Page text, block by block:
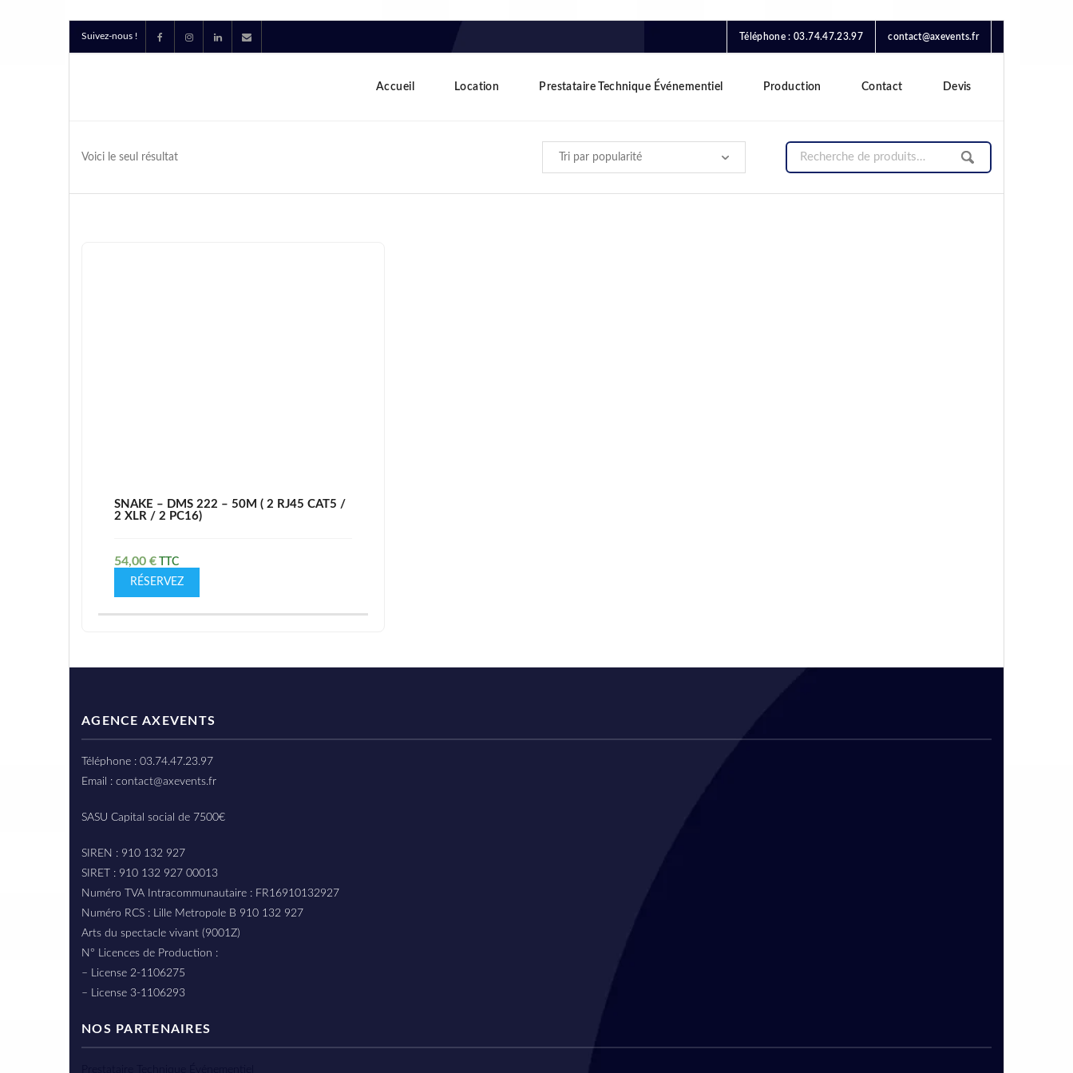
Suivez-nous ! Téléphone : 03.74.47.23.97 contact@axevents.fr
Accueil Location Prestataire Technique Événementiel Production Contact Devis
Voici le seul résultat
SNAKE – DMS 222 – 50M ( 2 RJ45 CAT5 /
2 XLR / 2 PC16)
54,00 €
RÉSERVEZ
AGENCE AXEVENTS
Téléphone : 03.74.47.23.97
Email : contact@axevents.fr
SASU Capital social de 7500€
SIREN : 910 132 927
SIRET : 910 132 927 00013
Numéro TVA Intracommunautaire : FR16910132927
Numéro RCS : Lille Metropole B 910 132 927
Arts du spectacle vivant (9001Z)
N° Licences de Production :
– License 2-1106275
– License 3-1106293
NOS PARTENAIRES